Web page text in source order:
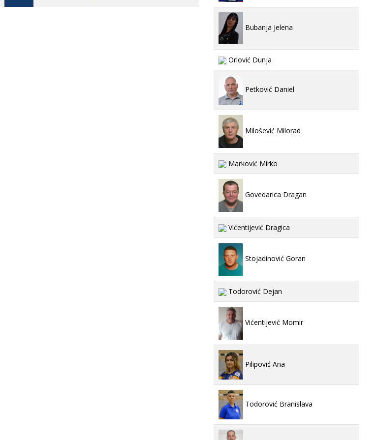
Bubanja Jelena
Orlović Dunja
Petković Daniel
Milošević Milorad
Marković Mirko
Govedarica Dragan
Vićentijević Dragica
Stojadinović Goran
Todorović Dejan
Vićentijević Momir
Pilipović Ana
Todorović Branislava